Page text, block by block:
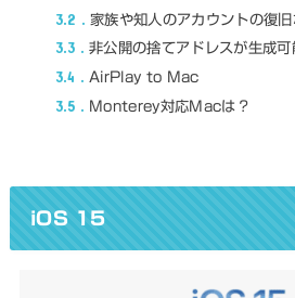
3.2 家族や知人のアカウントの復
3.3 非公開の捨てアドレスが生成可
3.4 AirPlay to Mac
3.5 Monterey対応Macは？
iOS 15